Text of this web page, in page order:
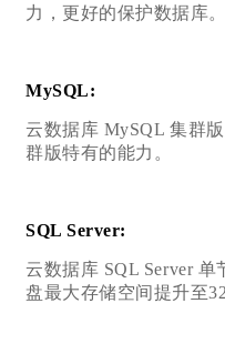
力，更好的保护数据库。
MySQL:
云数据库 MySQL 集群
群版特有的能力。
SQL Server:
云数据库 SQL Server
盘最大存储空间提升至